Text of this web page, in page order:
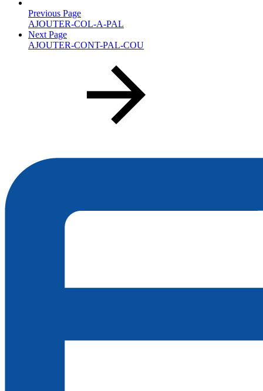
Previous Page
AJOUTER-COL-A-PAL
Next Page
AJOUTER-CONT-PAL-COU